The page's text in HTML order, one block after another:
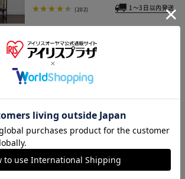
(202) 1～3日以内発送
インナーボックス IB-38DR ピンク
¥1,580
15ポイント(1倍)
1,580円OFFクーポン
(0) 1～3日以内発送
【4個セット】収納ケース キャスター